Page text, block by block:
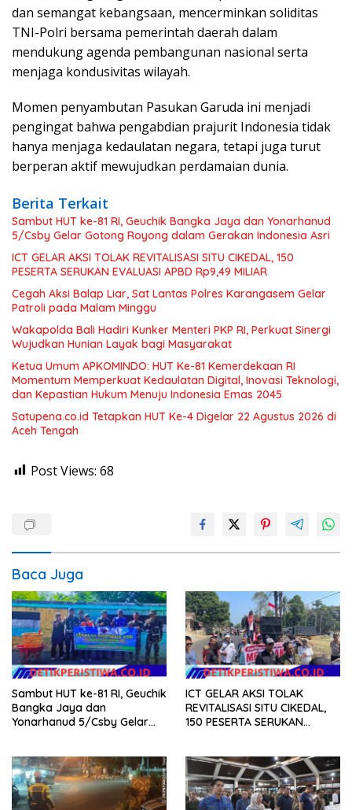
dan semangat kebangsaan, mencerminkan soliditas
TNI-Polri bersama pemerintah daerah dalam
mendukung agenda pembangunan nasional serta
menjaga kondusivitas wilayah.
Momen penyambutan Pasukan Garuda ini menjadi
pengingat bahwa pengabdian prajurit Indonesia tidak
hanya menjaga kedaulatan negara, tetapi juga turut
berperan aktif mewujudkan perdamaian dunia.
Berita Terkait
Sambut HUT ke-81 RI, Geuchik Bangka Jaya dan Yonarhanud
5/Csby Gelar Gotong Royong dalam Gerakan Indonesia Asri
ICT GELAR AKSI TOLAK REVITALISASI SITU CIKEDAL, 150
PESERTA SERUKAN EVALUASI APBD Rp9,49 MILIAR
Cegah Aksi Balap Liar, Sat Lantas Polres Karangasem Gelar
Patroli pada Malam Minggu
Wakapolda Bali Hadiri Kunker Menteri PKP RI, Perkuat Sinergi
Wujudkan Hunian Layak bagi Masyarakat
Ketua Umum APKOMINDO: HUT Ke-81 Kemerdekaan RI
Momentum Memperkuat Kedaulatan Digital, Inovasi Teknologi,
dan Kepastian Hukum Menuju Indonesia Emas 2045
Satupena.co.id Tetapkan HUT Ke-4 Digelar 22 Agustus 2026 di
Aceh Tengah
Post Views: 68
Baca Juga
Sambut HUT ke-81 RI, Geuchik
Bangka Jaya dan
Yonarhanud 5/Csby Gelar
ICT GELAR AKSI TOLAK
REVITALISASI SITU CIKEDAL,
150 PESERTA SERUKAN